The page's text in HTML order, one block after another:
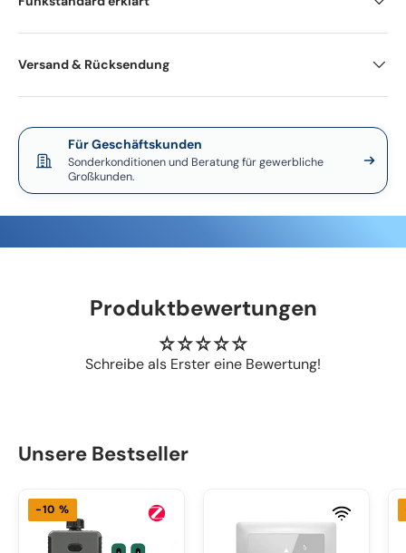
Versand & Rücksendung
Für Geschäftskunden
Sonderkonditionen und Beratung für gewerbliche
Großkunden.
Produktbewertungen
Schreibe als Erster eine Bewertung!
Unsere Bestseller
-10 %